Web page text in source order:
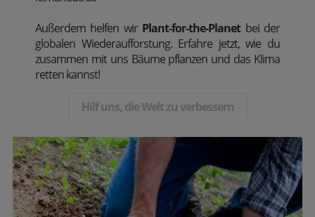
Außerdem helfen wir Plant-for-the-Planetbei der
globalen Wiederaufforstung. Erfahre jetzt, wie du
zusammen mit uns Bäume pflanzen und das Klima
retten kannst!
Hilf uns, die Welt zu verbessern